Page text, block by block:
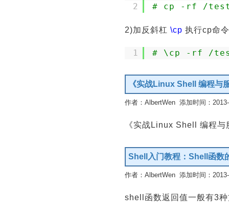
2
# cp -rf /
2)加反斜杠 \cp 执行cp命
1 # \cp -rf /
《实战Linux Shell 编程与
作者：AlbertWen 添加时间：
《实战Linux Shell 编程
Shell入门教程：Shell函数
作者：AlbertWen 添加时间：
shell函数返回值一般有3